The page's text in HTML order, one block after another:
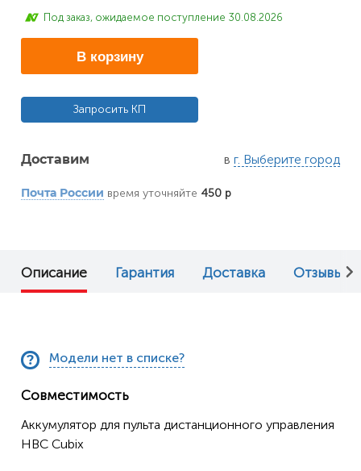
Под заказ, ожидаемое поступление 30.08.2026
В корзину
Запросить КП
Доставим в г. Выберите город
Почта России время уточняйте 450 р
Описание Гарантия Доставка Отзывы (0)
Модели нет в списке?
Совместимость
Аккумулятор для пульта дистанционного управления
HBC Cubix